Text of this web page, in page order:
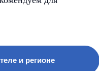
и регионе